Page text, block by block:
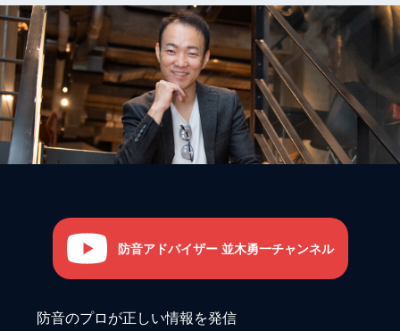
防音アドバイザー 並木勇一チャンネル
防音のプロが正しい情報を発信